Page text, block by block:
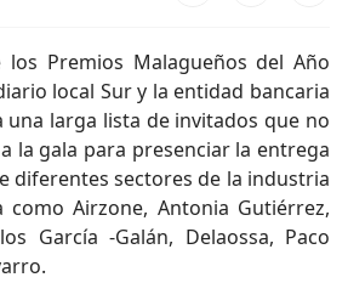
los Premios Malagueños del Año
local Sur y la entidad bancaria
una larga lista de invitados que no
la gala para presenciar la entrega
diferentes sectores de la industria
como Airzone, Antonia Gutiérrez,
García -Galán, Delaossa, Paco